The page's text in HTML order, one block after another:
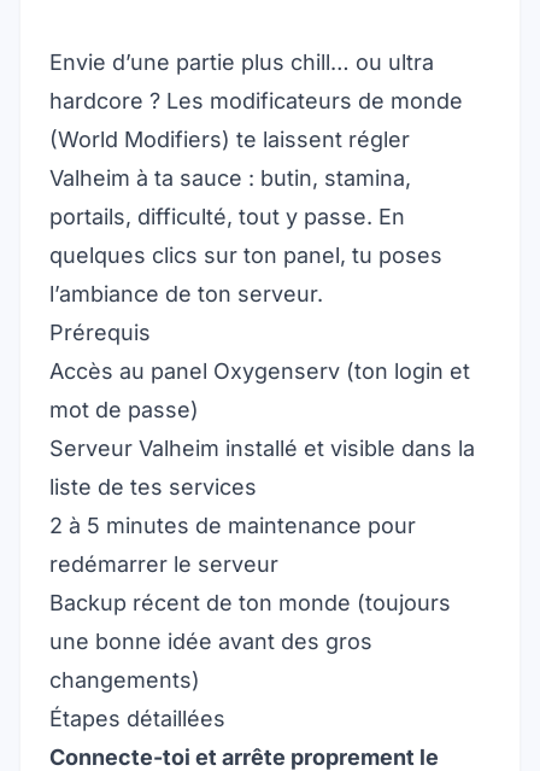
Envie d’une partie plus chill… ou ultra
hardcore ? Les modificateurs de monde
(World Modifiers) te laissent régler
Valheim à ta sauce : butin, stamina,
portails, difficulté, tout y passe. En
quelques clics sur ton panel, tu poses
l’ambiance de ton serveur.
Prérequis
Accès au panel Oxygenserv (ton login et
mot de passe)
Serveur Valheim installé et visible dans la
liste de tes services
2 à 5 minutes de maintenance pour
redémarrer le serveur
Backup récent de ton monde (toujours
une bonne idée avant des gros
changements)
Étapes détaillées
Connecte-toi et arrête proprement le